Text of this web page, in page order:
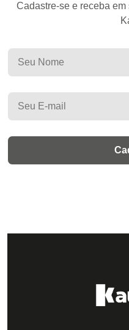
Cadastre-se e receba